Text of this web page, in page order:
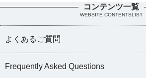
コンテンツ一覧
WEBSITE CONTENTSLIST
よくあるご質問
Frequently Asked Questions